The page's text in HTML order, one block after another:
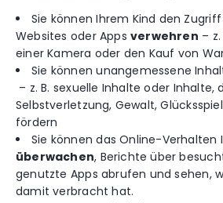
Sie können Ihrem Kind den
Websites oder Apps verwehren –
einer Kamera oder den Kauf von
Sie können unangemessene
– z. B. sexuelle Inhalte oder Inhalte,
Selbstverletzung, Gewalt,
fördern
Sie können das Online-Verhalten
überwachen, Berichte über
genutzte Apps abrufen und sehen,
damit verbracht hat.